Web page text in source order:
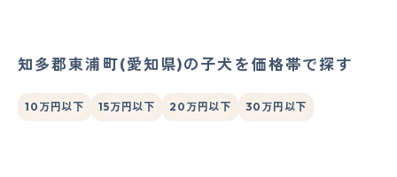
知多郡東浦町(愛知県)の子犬を価格帯で探す
10万円以下 15万円以下 20万円以下 30万円以下